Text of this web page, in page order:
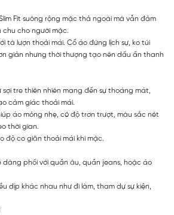
Fit suông rộng mặc thả ngoài mà vẫn đảm
chu cho người mặc.
tà lượn thoải mái. Cổ áo đứng lịch sự, ko túi
giản nhưng thời thượng tạo nên dấu ấn thanh
sợi tre thiên nhiên mang đến sự thoáng mát,
cảm giác thoải mái.
áo mỏng nhẹ, có độ trơn trượt, màu sắc nét
thời gian.
độ co giãn thoải mái khi mặc.
dàng phối với quần âu, quần jeans, hoặc áo
dịp khác nhau như đi làm, tham dự sự kiện,